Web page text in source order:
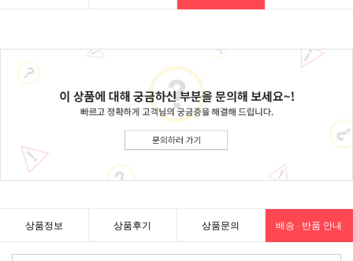
상품정보 상품후기 상품문의 배송 · 반품 안내